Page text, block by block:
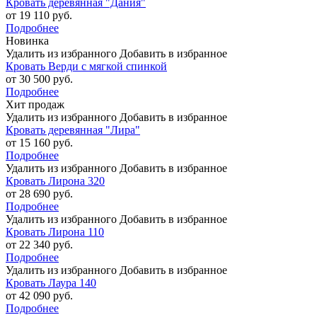
Кровать деревянная "Дания"
от 19 110 руб.
Подробнее
Новинка
Удалить из избранного Добавить в избранное
Кровать Верди с мягкой спинкой
от 30 500 руб.
Подробнее
Хит продаж
Удалить из избранного Добавить в избранное
Кровать деревянная "Лира"
от 15 160 руб.
Подробнее
Удалить из избранного Добавить в избранное
Кровать Лирона 320
от 28 690 руб.
Подробнее
Удалить из избранного Добавить в избранное
Кровать Лирона 110
от 22 340 руб.
Подробнее
Удалить из избранного Добавить в избранное
Кровать Лаура 140
от 42 090 руб.
Подробнее